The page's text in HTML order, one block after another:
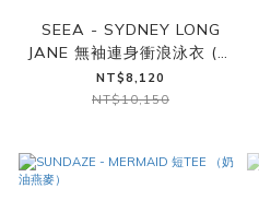
SEEA - SYDNEY LONG
JANE 無袖連身衝浪泳衣 (藍
黑色)
NT$8,120
NT$10,150